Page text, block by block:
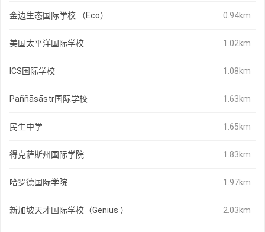
金边生态国际学校 （Eco） 0.94km
美国太平洋国际学校 1.02km
ICS国际学校 1.08km
Paññāsāstr国际学校 1.63km
民生中学 1.65km
得克萨斯州国际学院 1.83km
哈罗德国际学院 1.97km
新加坡天才国际学校（Genius ） 2.03km